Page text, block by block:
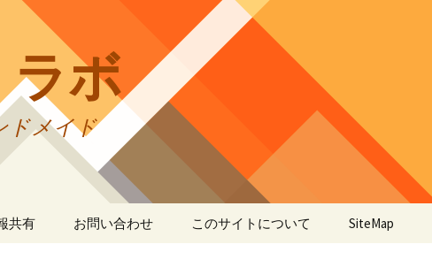
ボ
ドメイド
共有 お問い合わせ このサイトについて SiteMap